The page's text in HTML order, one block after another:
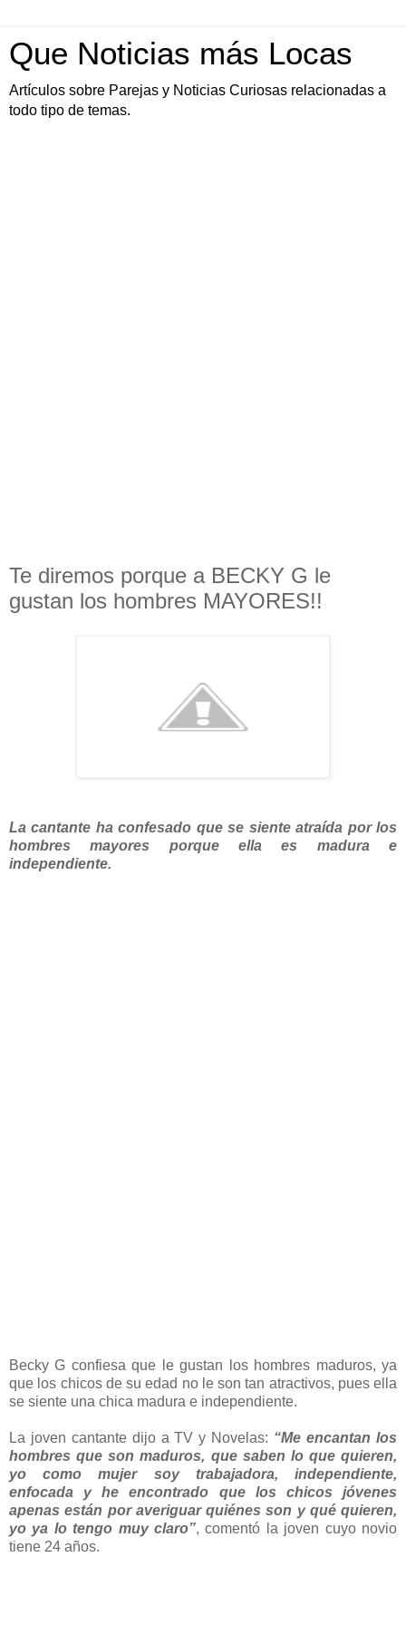
Que Noticias más Locas
Artículos sobre Parejas y Noticias Curiosas relacionadas a
todo tipo de temas.
Te diremos porque a BECKY G le
gustan los hombres MAYORES!!
La cantante ha confesado que se siente atraída por los
hombres mayores porque ella es madura e
independiente.
Becky G confiesa que le gustan los hombres maduros, ya
que los chicos de su edad no le son tan atractivos, pues ella
se siente una chica madura e independiente.
La joven cantante dijo a TV y Novelas: “Me encantan los
hombres que son maduros, que saben lo que quieren,
yo como mujer soy trabajadora, independiente,
enfocada y he encontrado que los chicos jóvenes
apenas están por averiguar quiénes son y qué quieren,
yo ya lo tengo muy claro”, comentó la joven cuyo novio
tiene 24 años.